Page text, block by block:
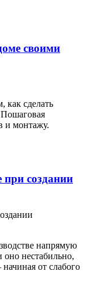
своими
как сделать
и монтажу.
при создании
напрямую
оно нестабильно,
от слабого